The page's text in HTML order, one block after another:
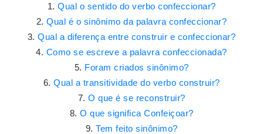
Qual o sentido do verbo confeccionar?
Qual é o sinônimo da palavra confeccionar?
Qual a diferença entre construir e confeccionar?
Como se escreve a palavra confeccionada?
Foram criados sinônimo?
Qual a transitividade do verbo construir?
O que é se reconstruir?
O que significa Confeiçoar?
Tem feito sinônimo?